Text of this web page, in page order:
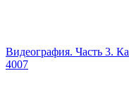
Видеография. Часть 3.
4007